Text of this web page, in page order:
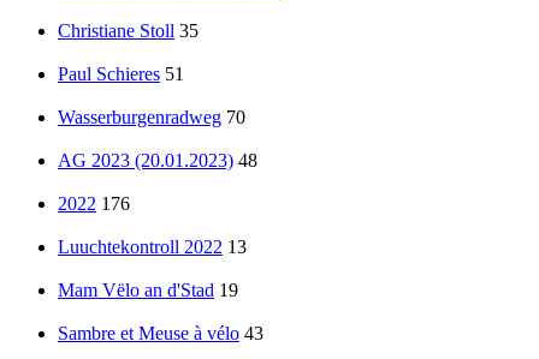
Christiane Stoll 35
Paul Schieres 51
Wasserburgenradweg 70
AG 2023 (20.01.2023) 48
2022 176
Luuchtekontroll 2022 13
Mam Vëlo an d'Stad 19
Sambre et Meuse à vélo 43